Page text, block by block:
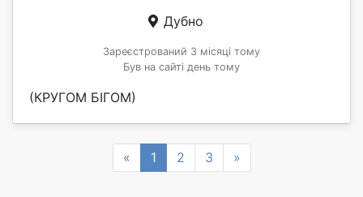
Дубно
Зареєстрований 3 місяці тому
Був на сайті день тому
(КРУГОМ БІГОМ)
« Previous
1 2 3 »Next